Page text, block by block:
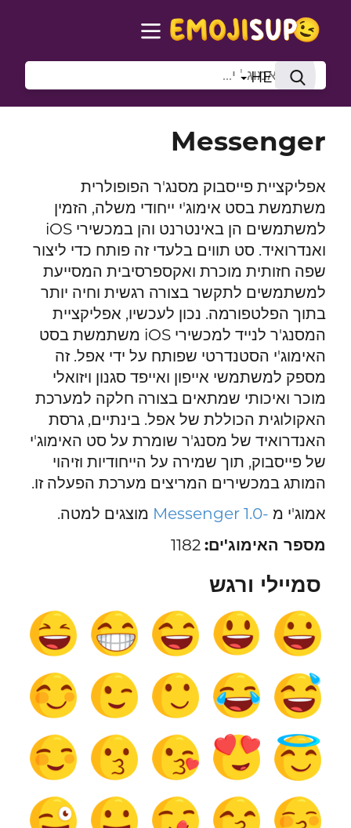
HE
Messenger
אפליקציית פייסבוק מסנג'ר הפופולרית
משתמשת בסט אימוג'י ייחודי משלה, הזמין
למשתמשים הן באינטרנט והן במכשירי iOS
ואנדרואיד. סט תווים בלעדי זה פותח כדי ליצור
שפה חזותית מוכרת ואקספרסיבית המסייעת
למשתמשים לתקשר בצורה רגשית וחיה יותר
בתוך הפלטפורמה. נכון לעכשיו, אפליקציית
המסנג'ר לנייד למכשירי iOS משתמשת בסט
האימוג'י הסטנדרטי שפותח על ידי אפל. זה
מספק למשתמשי אייפון ואייפד סגנון ויזואלי
מוכר ואיכותי שמתאים בצורה חלקה למערכת
האקולוגית הכוללת של אפל. בינתיים, גרסת
האנדרואיד של מסנג'ר שומרת על סט האימוג'י
של פייסבוק, תוך שמירה על הייחודיות וזיהוי
המותג במכשירים המריצים מערכת הפעלה זו.
אמוג'י מ -Messenger 1.0
מוצגים למטה.
מספר האימוג'ים:1182
סמיילי ורגש